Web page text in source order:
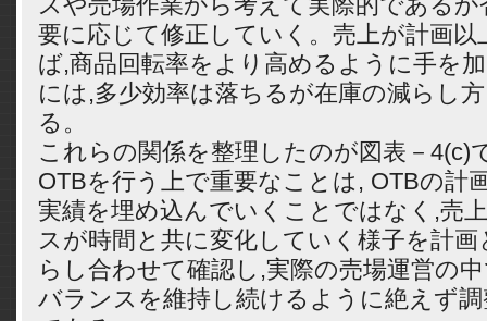
要に応じて修正していく。売上が計画以
ば,商品回転率をより高めるように手を
には,多少効率は落ちるが在庫の減らし
る。
これらの関係を整理したのが図表－4(c)
OTBを行う上で重要なことは, OTBの計
実績を埋め込んでいくことではなく,売
スが時間と共に変化していく様子を計
らし合わせて確認し,実際の売場運営の
バランスを維持し続けるように絶えず